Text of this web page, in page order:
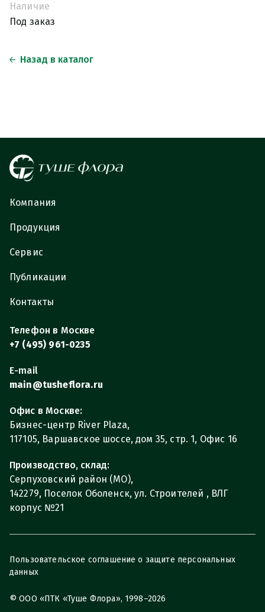
Наличие
Под заказ
Назад в каталог
Компания
Продукция
Сервис
Публикации
Контакты
Телефон в Москве
+7 (495) 961-0235
E-mail
main@tusheflora.ru
Офис в Москве:
Бизнес-центр River Plaza,
117105, Варшавское шоссе, дом 35, стр. 1, Офис 16
Производство, склад:
Серпуховский район (МО),
142279, Поселок Оболенск, ул. Строителей , ВЛГ
корпус №21
© ООО «ПТК «Туше Флора», 1998–2026
Пользовательское соглашение о защите персональных
данных